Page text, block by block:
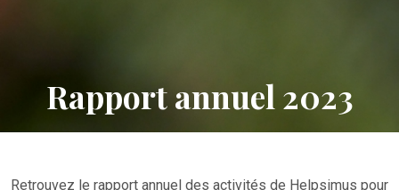
Rapport annuel 2023
Retrouvez le rapport annuel des activités de Helpsimus pour